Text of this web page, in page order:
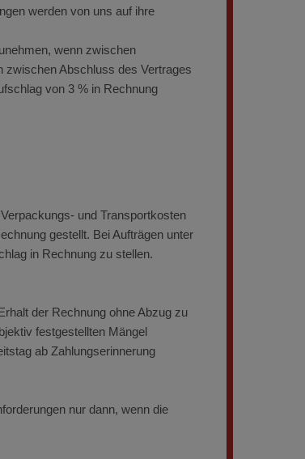
werden von uns auf ihre
wenn zwischen
zwischen Abschluss des Vertrages
von 3 % in Rechnung
und Transportkosten
gestellt. Bei Aufträgen unter
in Rechnung zu stellen.
der Rechnung ohne Abzug zu
festgestellten Mängel
ab Zahlungserinnerung
nur dann, wenn die